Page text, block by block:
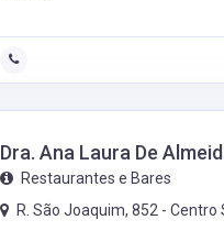
Dra. Ana Laura De
Restaurantes e Bares
R. São Joaquim, 852 -